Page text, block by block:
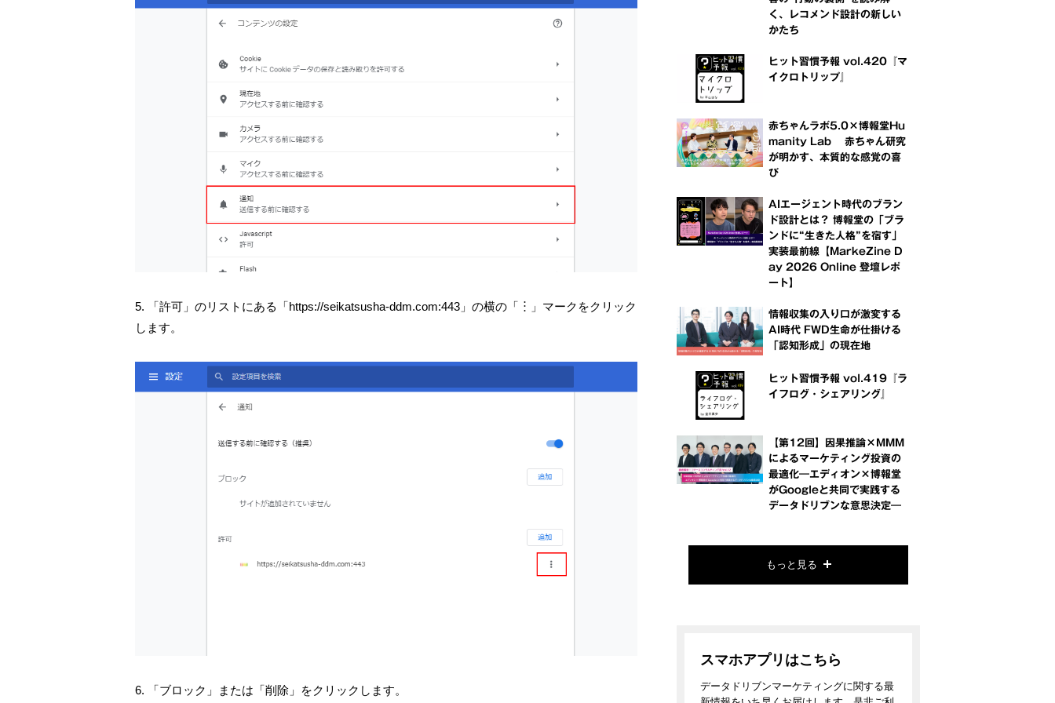
5. 「許可」のリストにある「https://seikatsusha-ddm.com:443」の横の「︙」マークをクリック
します。
6. 「ブロック」または「削除」をクリックします。
く、レコメンド設計の新しい
かたち
ヒット習慣予報 vol.420『マ
イクロトリップ』
赤ちゃんラボ5.0×博報堂Hu
manity Lab 赤ちゃん研究
が明かす、本質的な感覚の喜
び
AIエージェント時代のブラン
ド設計とは？ 博報堂の「ブラ
ンドに“生きた人格”を宿す」
実装最前線【MarkeZine D
ay 2026 Online 登壇レポ
ート】
情報収集の入り口が激変する
AI時代 FWD生命が仕掛ける
「認知形成」の現在地
ヒット習慣予報 vol.419『ラ
イフログ・シェアリング』
【第12回】因果推論×MMM
によるマーケティング投資の
最適化―エディオン×博報堂
がGoogleと共同で実践する
データドリブンな意思決定―
もっと見る
スマホアプリはこちら
データドリブンマーケティングに関する最